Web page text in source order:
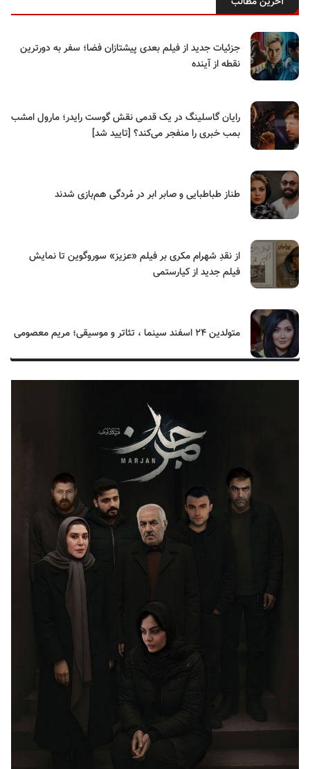
جزئیات جدید از فیلم بعدی پیشتازان فضا؛ سفر به دورترین
نقطه از آینده
رایان گاسلینگ در یک قدمی نقش گوست رایدر؛ مارول امشب
بمب خبری را منفجر می‌کند؟ [تایید شد]
طناز طباطبایی و صابر ابر در مُردگی هم‌بازی شدند
از نقدِ شهرام مکری بر فیلم «عزیز» سوروگوین تا نمایش
فیلم جدید از کیارستمی
متولدین ۲۴ اسفند سینما ، تئاتر و موسیقی؛ مریم معصومی